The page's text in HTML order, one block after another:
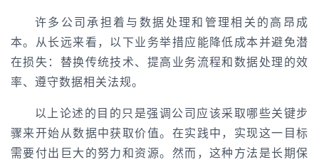
许多公司承担着与数据处理和管理相关的高昂成
本。从长远来看，以下业务举措应能降低成本并避免潜
在损失：替换传统技术、提高业务流程和数据处理的效
率、遵守数据相关法规。
以上论述的目的只是强调公司应该采取哪些关键步
骤来开始从数据中获取价值。在实践中，实现这一目标
需要付出巨大的努力和资源。然而，这种方法是长期保